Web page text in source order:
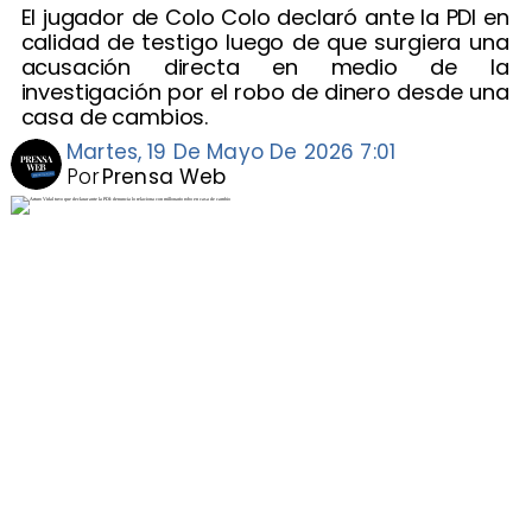
El jugador de Colo Colo declaró ante la PDI en
calidad de testigo luego de que surgiera una
acusación directa en medio de la
investigación por el robo de dinero desde una
casa de cambios.
Martes, 19 De Mayo De 2026 7:01
Prensa Web
Por